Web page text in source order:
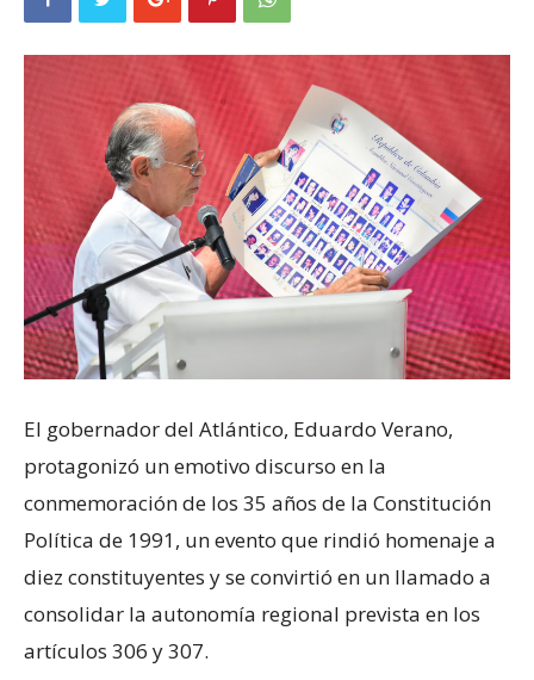
El gobernador del Atlántico, Eduardo Verano,
protagonizó un emotivo discurso en la
conmemoración de los 35 años de la Constitución
Política de 1991, un evento que rindió homenaje a
diez constituyentes y se convirtió en un llamado a
consolidar la autonomía regional prevista en los
artículos 306 y 307.